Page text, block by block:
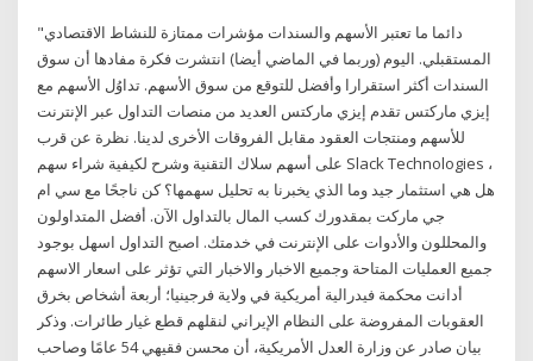
"دائما ما تعتبر الأسهم والسندات مؤشرات ممتازة للنشاط الاقتصادي
المستقبلي. اليوم (وربما في الماضي أيضا) انتشرت فكرة مفادها أن سوق
السندات أكثر استقرارا وأفضل للتوقع من سوق الأسهم. تداوُل الأسهم مع
إيزي ماركتس تقدم إيزي ماركتس العديد من منصات التداول عبر الإنترنت
للأسهم ومنتجات العقود مقابل الفروقات الأخرى لدينا. نظرة عن قرب
على أسهم سلاك التقنية وشرح لكيفية شراء سهم Slack Technologies ،
هل هي استثمار جيد وما الذي يخبرنا به تحليل سهمها؟ كن ناجحًا مع سي ام
جي ماركت بمقدورك كسب المال بالتداول الآن. أفضل المتداولون
والمحللون والأدوات على الإنترنت في خدمتك. اصبح التداول اسهل بوجود
جميع العمليات المتاحة وجميع الاخبار والاخبار التي تؤثر على اسعار الاسهم
أدانت محكمة فيدرالية أمريكية في ولاية فرجينيا؛ أربعة أشخاص بخرق
العقوبات المفروضة على النظام الإيراني لنقلهم قطع غيار طائرات. وذكر
بيان صادر عن وزارة العدل الأمريكية، أن محسن فقيهي 54 عامًا وصاحب